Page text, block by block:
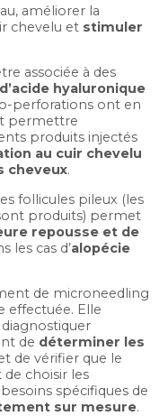
améliorer la
chevelu et stimuler
associée à des
hyaluronique
perforations ont en
permettre
produits injectés
au cuir chevelu
cheveux.
follicules pileux (les
produits) permet
repousse et de
les cas d’alopécie
de microneedling
effectuée. Elle
de déterminer les
de vérifier que le
choisir les
spécifiques de
sur mesure.